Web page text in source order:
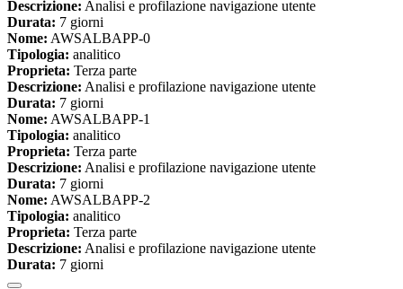
Descrizione: Analisi e profilazione navigazione utente
Durata: 7 giorni
Nome: AWSALBAPP-0
Tipologia: analitico
Proprieta: Terza parte
Descrizione: Analisi e profilazione navigazione utente
Durata: 7 giorni
Nome: AWSALBAPP-1
Tipologia: analitico
Proprieta: Terza parte
Descrizione: Analisi e profilazione navigazione utente
Durata: 7 giorni
Nome: AWSALBAPP-2
Tipologia: analitico
Proprieta: Terza parte
Descrizione: Analisi e profilazione navigazione utente
Durata: 7 giorni